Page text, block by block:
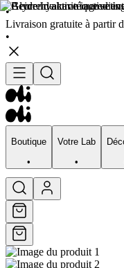
•
Livraison gratuite à partir
•
Boutique
•
Votre Lab
•
Boutique
Votre Lab